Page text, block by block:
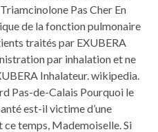
Pas Cher En
de la fonction pulmonaire
traités par EXUBERA
par inhalation et ne
Inhalateur. wikipedia.
Pas-de-Calais Pourquoi le
est-il victime d’une
temps, Mademoiselle. Si